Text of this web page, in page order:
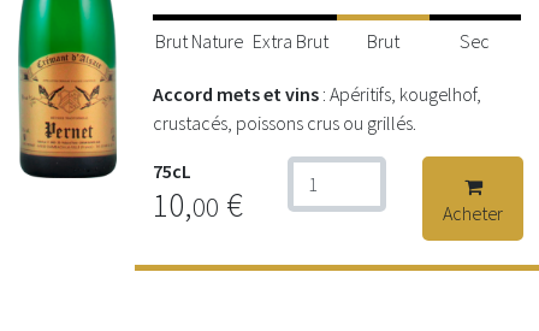
Brut Nature Extra Brut Brut Sec
Accord mets et vins : Apéritifs, kougelhof,
crustacés, poissons crus ou grillés.
75cL
10,00 € Acheter